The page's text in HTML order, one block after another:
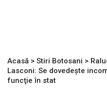
Acasă > Stiri Botosani >
Lasconi: Se dovedește
funcţie în stat